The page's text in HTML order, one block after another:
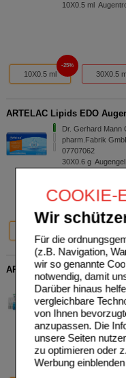
COOKIE-
Wir
Für die
(z.B. Navigation,
wir so genannte
notwendig, damit
Darüber hinaus
vergleichbare
von Ihnen
anzupassen. Die
unsere Seiten
zu optimieren oder
Werbung
10X0.5 ml
10X0.5 ml
25%
30X0.5
ARTELAC Lipids EDO
Dr. Gerhard Mann
pharm.Fabrik
07707062
30X0.6 g Augengel
20%
ARTELAC EDO
Dr. Gerhard Mann
pharm.Fabrik
02726184
10X0.6ml